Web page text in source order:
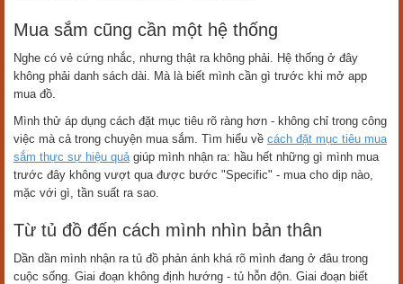
Mua sắm cũng cần một hệ thống
Nghe có vẻ cứng nhắc, nhưng thật ra không phải. Hệ thống ở đây
không phải danh sách dài. Mà là biết mình cần gì trước khi mở app
mua đồ.
Mình thử áp dụng cách đặt mục tiêu rõ ràng hơn - không chỉ trong công
việc mà cả trong chuyện mua sắm. Tìm hiểu về cách đặt mục tiêu mua
sắm thực sự hiệu quảgiúp mình nhận ra: hầu hết những gì mình mua
trước đây không vượt qua được bước "Specific" - mua cho dịp nào,
mặc với gì, tần suất ra sao.
Từ tủ đồ đến cách mình nhìn bản thân
Dần dần mình nhận ra tủ đồ phản ánh khá rõ mình đang ở đâu trong
cuộc sống. Giai đoạn không định hướng - tủ hỗn độn. Giai đoạn biết